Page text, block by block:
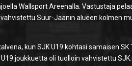
Wallsport Areenalla. Vastustaja
Suur-Jaanin alueen kolmen
kun SJK U19 kohtasi samaisen SK
joukkuetta oli tuolloin vahvistettu